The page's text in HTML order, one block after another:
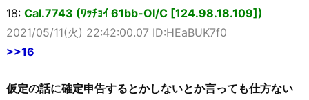
18: Cal.7743 (ﾜｯﾁｮｲ 61bb-OI/C [124.98.18.109])
2021/05/11(火) 22:42:00.07 ID:HEaBUK7f0
>>16
仮定の話に確定申告するとかしないとか言っても仕方ない